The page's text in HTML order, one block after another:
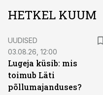
HETKEL KUUM
UUDISED
03.08.26, 12:00
Lugeja küsib: mis
toimub Läti
põllumajanduses?